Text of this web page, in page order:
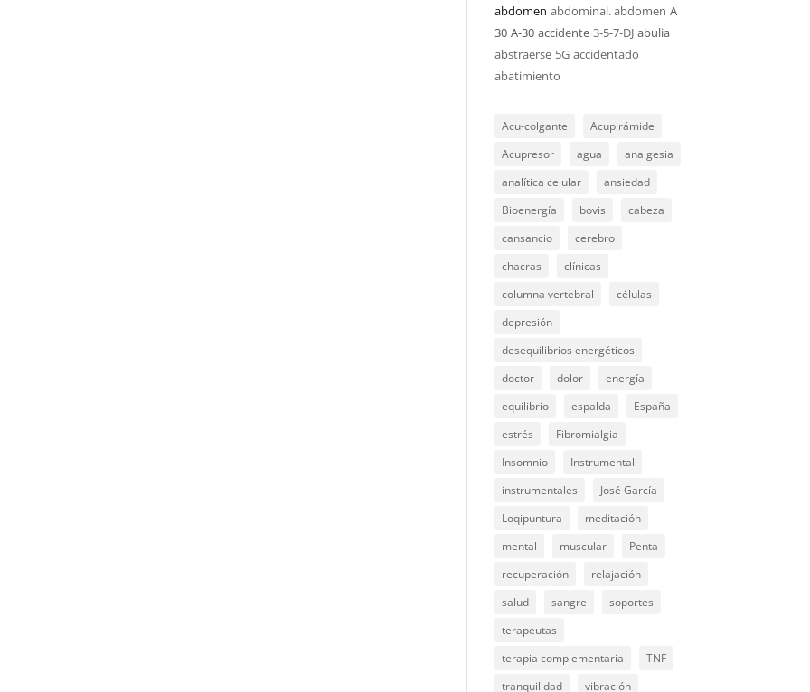
abdomen abdominal. abdomen A
30 A-30 accidente 3-5-7-DJ abulia
abstraerse 5G accidentado
abatimiento
Acu-colgante
Acupirámide
Acupresor
agua
analgesia
analítica celular
ansiedad
Bioenergía
bovis
cabeza
cansancio
cerebro
chacras
clínicas
columna vertebral
células
depresión
desequilibrios energéticos
doctor
dolor
energía
equilibrio
espalda
España
estrés
Fibromialgia
Insomnio
Instrumental
instrumentales
José García
Loqipuntura
meditación
mental
muscular
Penta
recuperación
relajación
salud
sangre
soportes
terapeutas
terapia complementaria
TNF
tranquilidad
vibración